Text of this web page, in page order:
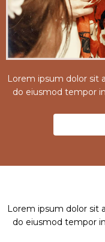
Lorem ipsum dolor sit
do eiusmod tempor
Lorem ipsum dolor sit
do eiusmod tempor